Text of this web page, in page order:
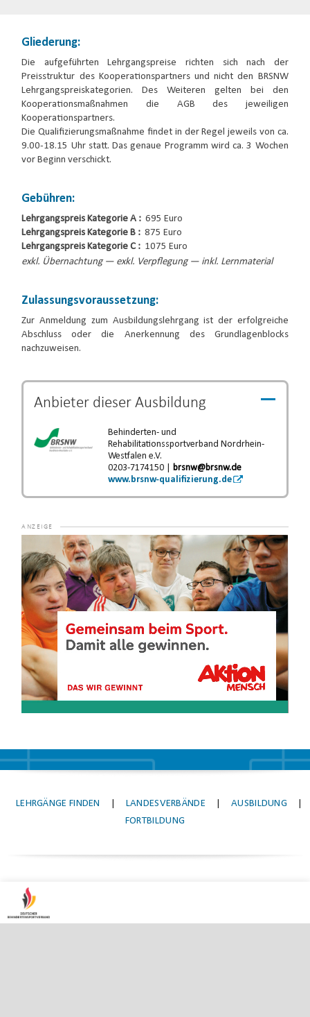
Gliederung:
Die aufgeführten Lehrgangspreise richten sich nach der
Preisstruktur des Kooperationspartners und nicht den BRSNW
Lehrgangspreiskategorien. Des Weiteren gelten bei den
Kooperationsmaßnahmen die AGB des jeweiligen
Kooperationspartners.
Die Qualifizierungsmaßnahme findet in der Regel jeweils von ca.
9.00-18.15 Uhr statt. Das genaue Programm wird ca. 3 Wochen
vor Beginn verschickt.
Gebühren:
Lehrgangspreis Kategorie A : 695 Euro
Lehrgangspreis Kategorie B : 875 Euro
Lehrgangspreis Kategorie C : 1075 Euro
exkl. Übernachtung — exkl. Verpflegung — inkl. Lernmaterial
Zulassungsvoraussetzung:
Zur Anmeldung zum Ausbildungslehrgang ist der erfolgreiche
Abschluss oder die Anerkennung des Grundlagenblocks
nachzuweisen.
Anbieter dieserAusbildung
Behinderten- und
Rehabilitationssportverband Nordrhein-
Westfalen e.V.
0203-7174150 | brsnw@brsnw.de
www.brsnw-qualifizierung.de
Player
LEHRGÄNGE FINDEN LANDESVERBÄNDE AUSBILDUNG
FORTBILDUNG